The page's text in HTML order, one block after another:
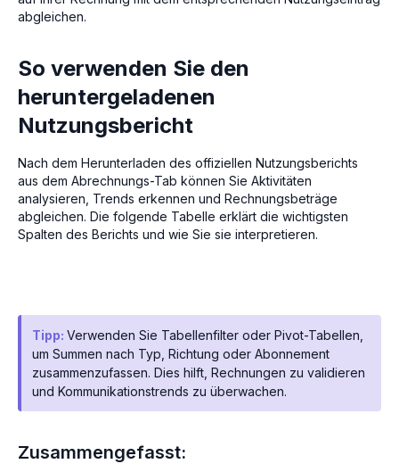
abgleichen.
So verwenden Sie den
heruntergeladenen
Nutzungsbericht
Nach dem Herunterladen des offiziellen Nutzungsberichts
aus dem Abrechnungs-Tab können Sie Aktivitäten
analysieren, Trends erkennen und Rechnungsbeträge
abgleichen. Die folgende Tabelle erklärt die wichtigsten
Spalten des Berichts und wie Sie sie interpretieren.
Tipp: Verwenden Sie Tabellenfilter oder Pivot-Tabellen,
um Summen nach Typ, Richtung oder Abonnement
zusammenzufassen. Dies hilft, Rechnungen zu validieren
und Kommunikationstrends zu überwachen.
Zusammengefasst: